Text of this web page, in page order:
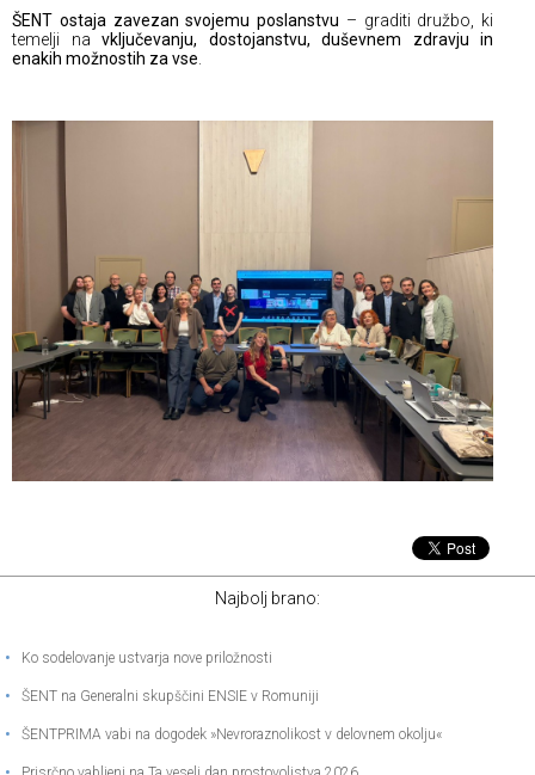
ŠENT ostaja zavezan svojemu poslanstvu – graditi družbo, ki
temelji na vključevanju, dostojanstvu, duševnem zdravju in
enakih možnostih za vse
Najbolj brano:
• Ko sodelovanje ustvarja nove priložnosti
• ŠENT na Generalni skupščini ENSIE v Romuniji
• ŠENTPRIMA vabi na dogodek »Nevroraznolikost v delovnem okolju«